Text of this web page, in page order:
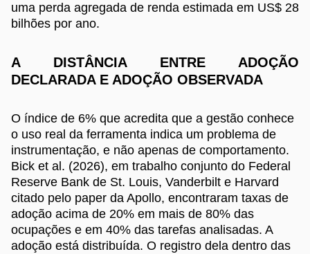
uma perda agregada de renda estimada em US$ 28
bilhões por ano.
A DISTÂNCIA ENTRE ADOÇÃO
DECLARADA E ADOÇÃO OBSERVADA
O índice de 6% que acredita que a gestão conhece
o uso real da ferramenta indica um problema de
instrumentação, e não apenas de comportamento.
Bick et al. (2026), em trabalho conjunto do Federal
Reserve Bank de St. Louis, Vanderbilt e Harvard
citado pelo paper da Apollo, encontraram taxas de
adoção acima de 20% em mais de 80% das
ocupações e em 40% das tarefas analisadas. A
adoção está distribuída. O registro dela dentro das